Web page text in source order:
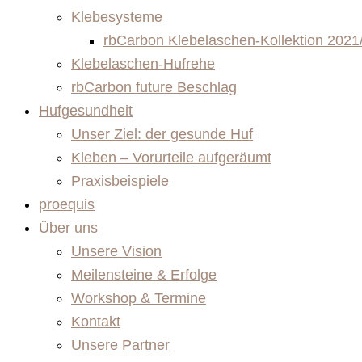
Klebesysteme
rbCarbon Klebelaschen-Kollektion
Klebelaschen-Hufrehe
rbCarbon future Beschlag
Hufgesundheit
Unser Ziel: der gesunde Huf
Kleben – Vorurteile aufgeräumt
Praxisbeispiele
proequis
Über uns
Unsere Vision
Meilensteine & Erfolge
Workshop & Termine
Kontakt
Unsere Partner